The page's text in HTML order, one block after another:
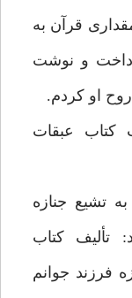
قرآن به
و نوشت
او كردم.
ص 46) صاحب كتاب عبقات
تشيع جنازه
تأليف كتاب
فرزند جوانم